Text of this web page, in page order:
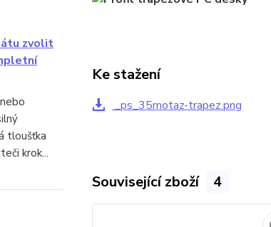
zvolit
tloušťka
krok...
Ke stažení
_ps_35motaz-trapez.png
Související zboží 4